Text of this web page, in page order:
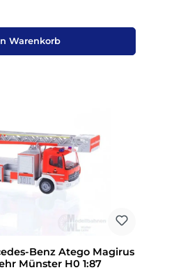
Warenkorb
Benz Atego Magirus
Münster H0 1:87